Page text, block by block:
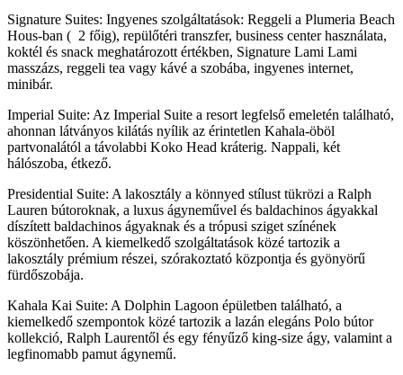
Signature Suites: Ingyenes szolgáltatások: Reggeli a Plumeria Beach
Hous-ban ( 2 főig), repülőtéri transzfer, business center használata,
koktél és snack meghatározott értékben, Signature Lami Lami
masszázs, reggeli tea vagy kávé a szobába, ingyenes internet,
minibár.
Imperial Suite: Az Imperial Suite a resort legfelső emeletén található,
ahonnan látványos kilátás nyílik az érintetlen Kahala-öböl
partvonalától a távolabbi Koko Head kráterig. Nappali, két
hálószoba, étkező.
Presidential Suite: A lakosztály a könnyed stílust tükrözi a Ralph
Lauren bútoroknak, a luxus ágyneművel és baldachinos ágyakkal
díszített baldachinos ágyaknak és a trópusi sziget színének
köszönhetően. A kiemelkedő szolgáltatások közé tartozik a
lakosztály prémium részei, szórakoztató központja és gyönyörű
fürdőszobája.
Kahala Kai Suite: A Dolphin Lagoon épületben található, a
kiemelkedő szempontok közé tartozik a lazán elegáns Polo bútor
kollekció, Ralph Laurentől és egy fényűző king-size ágy, valamint a
legfinomabb pamut ágynemű.